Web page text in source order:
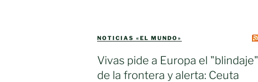
NOTICIAS «EL MUNDO»
Vivas pide a Europa el "blindaje"
de la frontera y alerta: Ceuta